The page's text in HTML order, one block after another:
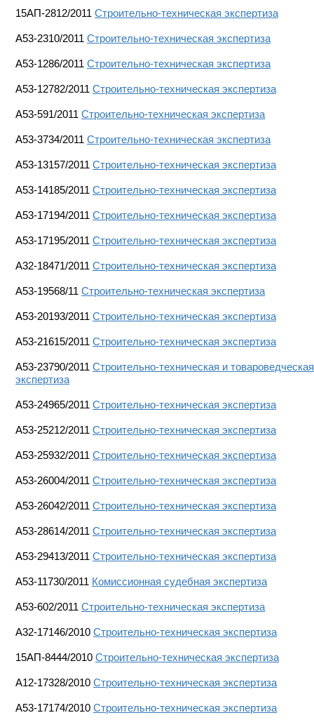
15АП-2812/2011 Строительно-техническая экспертиза
А53-2310/2011 Строительно-техническая экспертиза
А53-1286/2011 Строительно-техническая экспертиза
А53-12782/2011 Строительно-техническая экспертиза
А53-591/2011 Строительно-техническая экспертиза
А53-3734/2011 Строительно-техническая экспертиза
А53-13157/2011 Строительно-техническая экспертиза
А53-14185/2011 Строительно-техническая экспертиза
A53-17194/2011 Строительно-техническая экспертиза
А53-17195/2011 Строительно-техническая экспертиза
А32-18471/2011 Строительно-техническая экспертиза
А53-19568/11 Строительно-техническая экспертиза
A53-20193/2011 Строительно-техническая экспертиза
А53-21615/2011 Строительно-техническая экспертиза
А53-23790/2011 Строительно-техническая и товароведческая
экспертиза
А53-24965/2011 Строительно-техническая экспертиза
А53-25212/2011 Строительно-техническая экспертиза
А53-25932/2011 Строительно-техническая экспертиза
А53-26004/2011 Строительно-техническая экспертиза
А53-26042/2011 Строительно-техническая экспертиза
А53-28614/2011 Строительно-техническая экспертиза
А53-29413/2011 Строительно-техническая экспертиза
А53-11730/2011 Комиссионная судебная экспертиза
А53-602/2011 Строительно-техническая экспертиза
A32-17146/2010 Строительно-техническая экспертиза
15АП-8444/2010 Строительно-техническая экспертиза
A12-17328/2010 Строительно-техническая экспертиза
A53-17174/2010 Строительно-техническая экспертиза